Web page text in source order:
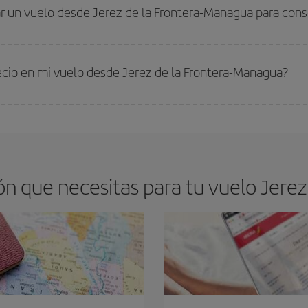
Además, si buscas los vuelos con las fechas y los horarios del viaje
un vuelo desde Jerez de la Frontera-Managua para
con antelación es
fundamental para conseguir vuelos baratos a
en mi vuelo desde Jerez de la Frontera-Managua?
que necesitas para tu vuelo